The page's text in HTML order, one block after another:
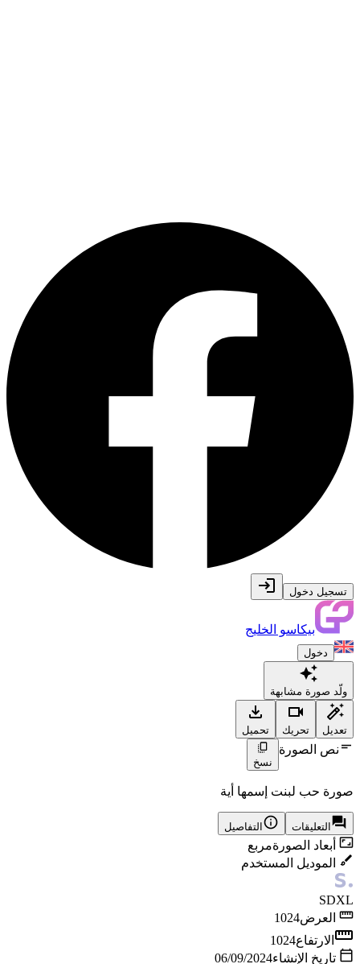
تسجيل دخول
بيكاسو الخليج
دخول
ولّد صورة مشابهة
تعديل تحريك تحميل
نص الصورة
نسخ
صورة حب لبنت إسمها أية
التعليقات التفاصيل
أبعاد الصورةمربع
الموديل المستخدم
SDXL
العرض1024
الارتفاع1024
تاريخ الإنشاء06/09/2024